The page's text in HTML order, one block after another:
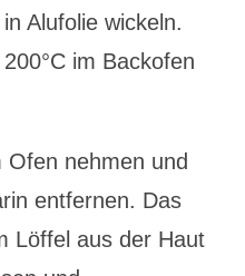
Alufolie wickeln.
im Backofen
nehmen und
entfernen. Das
Löffel aus der Haut